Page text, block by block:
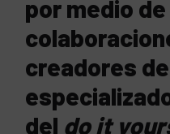
por medio de
creadores
del do it